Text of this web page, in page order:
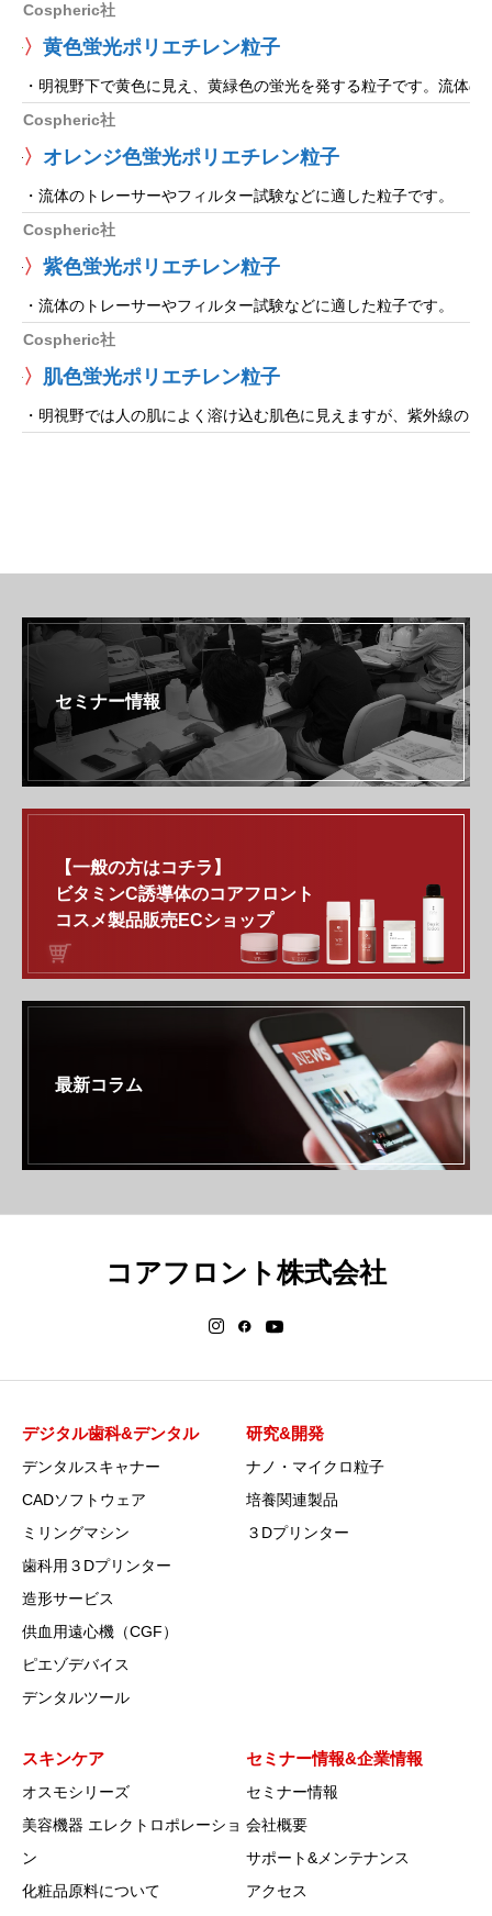
Cospheric社
〉 黄色蛍光ポリエチレン粒子
・明視野下で黄色に見え、黄緑色の蛍光を発する粒子です。流体
Cospheric社
〉 オレンジ色蛍光ポリエチレン粒子
・流体のトレーサーやフィルター試験などに適した粒子です。
Cospheric社
〉 紫色蛍光ポリエチレン粒子
・流体のトレーサーやフィルター試験などに適した粒子です。
Cospheric社
〉 肌色蛍光ポリエチレン粒子
・明視野では人の肌によく溶け込む肌色に見えますが、紫外線の
セミナー情報
【一般の方はコチラ】
ビタミンC誘導体のコアフロント
コスメ製品販売ECショップ
最新コラム
コアフロント株式会社
デジタル歯科&デンタル
デンタルスキャナー
CADソフトウェア
ミリングマシン
歯科用３Dプリンター
造形サービス
供血用遠心機（CGF）
ピエゾデバイス
デンタルツール
研究&開発
ナノ・マイクロ粒子
培養関連製品
３Dプリンター
スキンケア
オスモシリーズ
美容機器 エレクトロポレーショ
ン
化粧品原料について
セミナー情報&企業情報
セミナー情報
会社概要
サポート&メンテナンス
アクセス